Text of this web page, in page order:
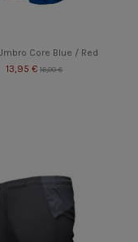
Core Blue / Red
13,95 €16,00 €